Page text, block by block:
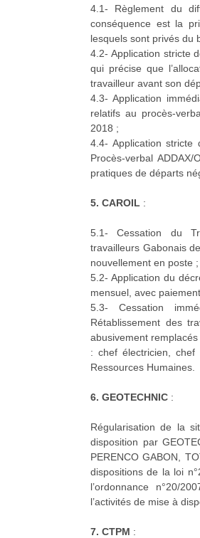
4.1- Règlement du
conséquence est la
lesquels sont privés du
4.2- Application stricte
qui précise que
travailleur avant son
4.3- Application
relatifs au procès-
2018 ;
4.4- Application
Procès-verbal
pratiques de départs
5. CAROIL :
5.1- Cessation du
travailleurs Gabonais
nouvellement en poste ;
5.2- Application du
mensuel, avec
5.3- Cessation
Rétablissement des
abusivement
: chef électricien, chef
Ressources Humaines.
6. GEOTECHNIC :
Régularisation de la
disposition par
PERENCO GABON,
dispositions de la loi
l’ordonnance n°20/
l’activités de mise à
7. CTPM :